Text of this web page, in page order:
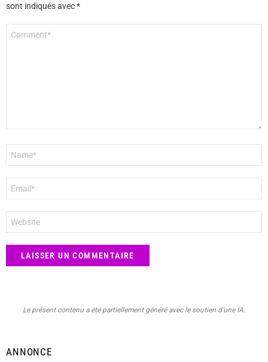
sont indiqués avec*
mail
*
web
Le présent contenu a été partiellement généré avec le soutien d’une IA.
ANNONCE